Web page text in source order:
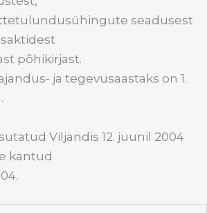
seadusest
põhikirjast.
ja tegevusaastaks on 1.
Viljandis 12. juunil 2004
kantud